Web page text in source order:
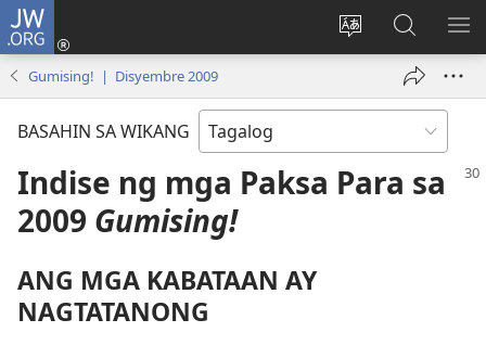
JW.ORG
Baguhin
ng
Mag-
log
bubukas
bagong
window)
sa
JW.ORG
Gumising! | Disyembre 2009
BASAHIN SA WIKANG
Indise ng mga Paksa Para sa
2009 Gumising!
ANG MGA KABATAAN AY
NAGTATANONG